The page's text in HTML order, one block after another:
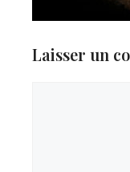
Laisser un